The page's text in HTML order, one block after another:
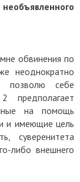
обвинения по
неоднократно
позволю себе
предполагает
на помощь
и имеющие цель
суверенитета
либо внешнего